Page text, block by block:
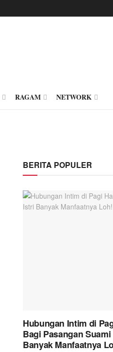
RAGAM NETWORK
BERITA POPULER
Hubungan Intim di
Bagi Pasangan
Banyak Manfaatnya